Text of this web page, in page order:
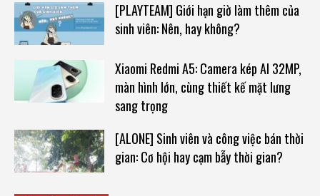
[PLAYTEAM] Giới hạn giờ làm thêm của
sinh viên: Nên, hay không?
Xiaomi Redmi A5: Camera kép AI 32MP,
màn hình lớn, cùng thiết kế mặt lưng
sang trọng
[ALONE] Sinh viên và công việc bán thời
gian: Cơ hội hay cạm bẫy thời gian?